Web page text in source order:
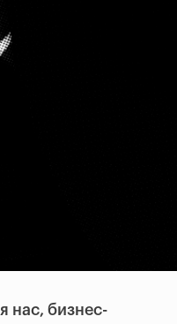
нас, бизнес-